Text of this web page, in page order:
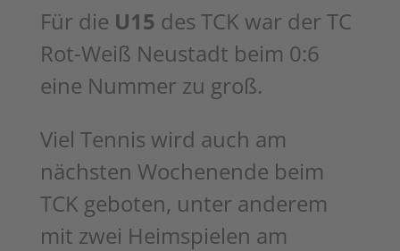
Für die U15 des TCK war der TC
Rot-Weiß Neustadt beim 0:6
eine Nummer zu groß.
Viel Tennis wird auch am
nächsten Wochenende beim
TCK geboten, unter anderem
mit zwei Heimspielen am